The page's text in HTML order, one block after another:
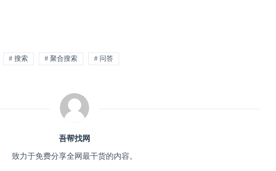
# 搜索 # 聚合搜索 # 问答
吾帮找网
致力于免费分享全网最干货的内容。